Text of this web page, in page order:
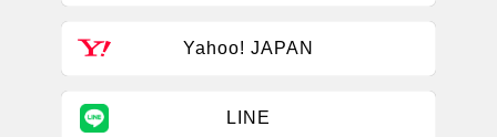
Yahoo! JAPAN
LINE